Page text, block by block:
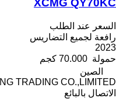
XCMG QY70KC
السعر عند الطلب
رافعة لجميع التضاريس
2023
حمولة 70.000 كجم
الصين
TRADING CO.,LIMITED
الاتصال بالبائع